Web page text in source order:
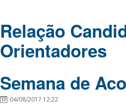
Relação
Orientadores
Semana de
04/08/2017 12:22